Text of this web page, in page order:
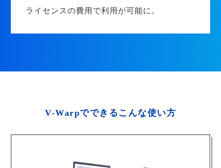
ライセンスの費用で利用が可能に。
V-Warpでできるこんな使い方